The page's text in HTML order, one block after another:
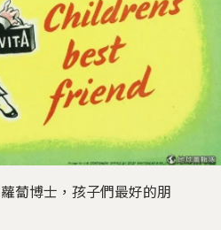
蔔博士，孩子們最好的朋